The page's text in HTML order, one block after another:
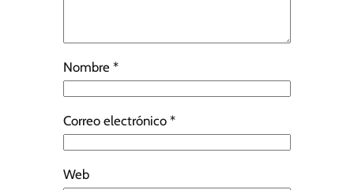
Nombre *
Correo electrónico *
Web